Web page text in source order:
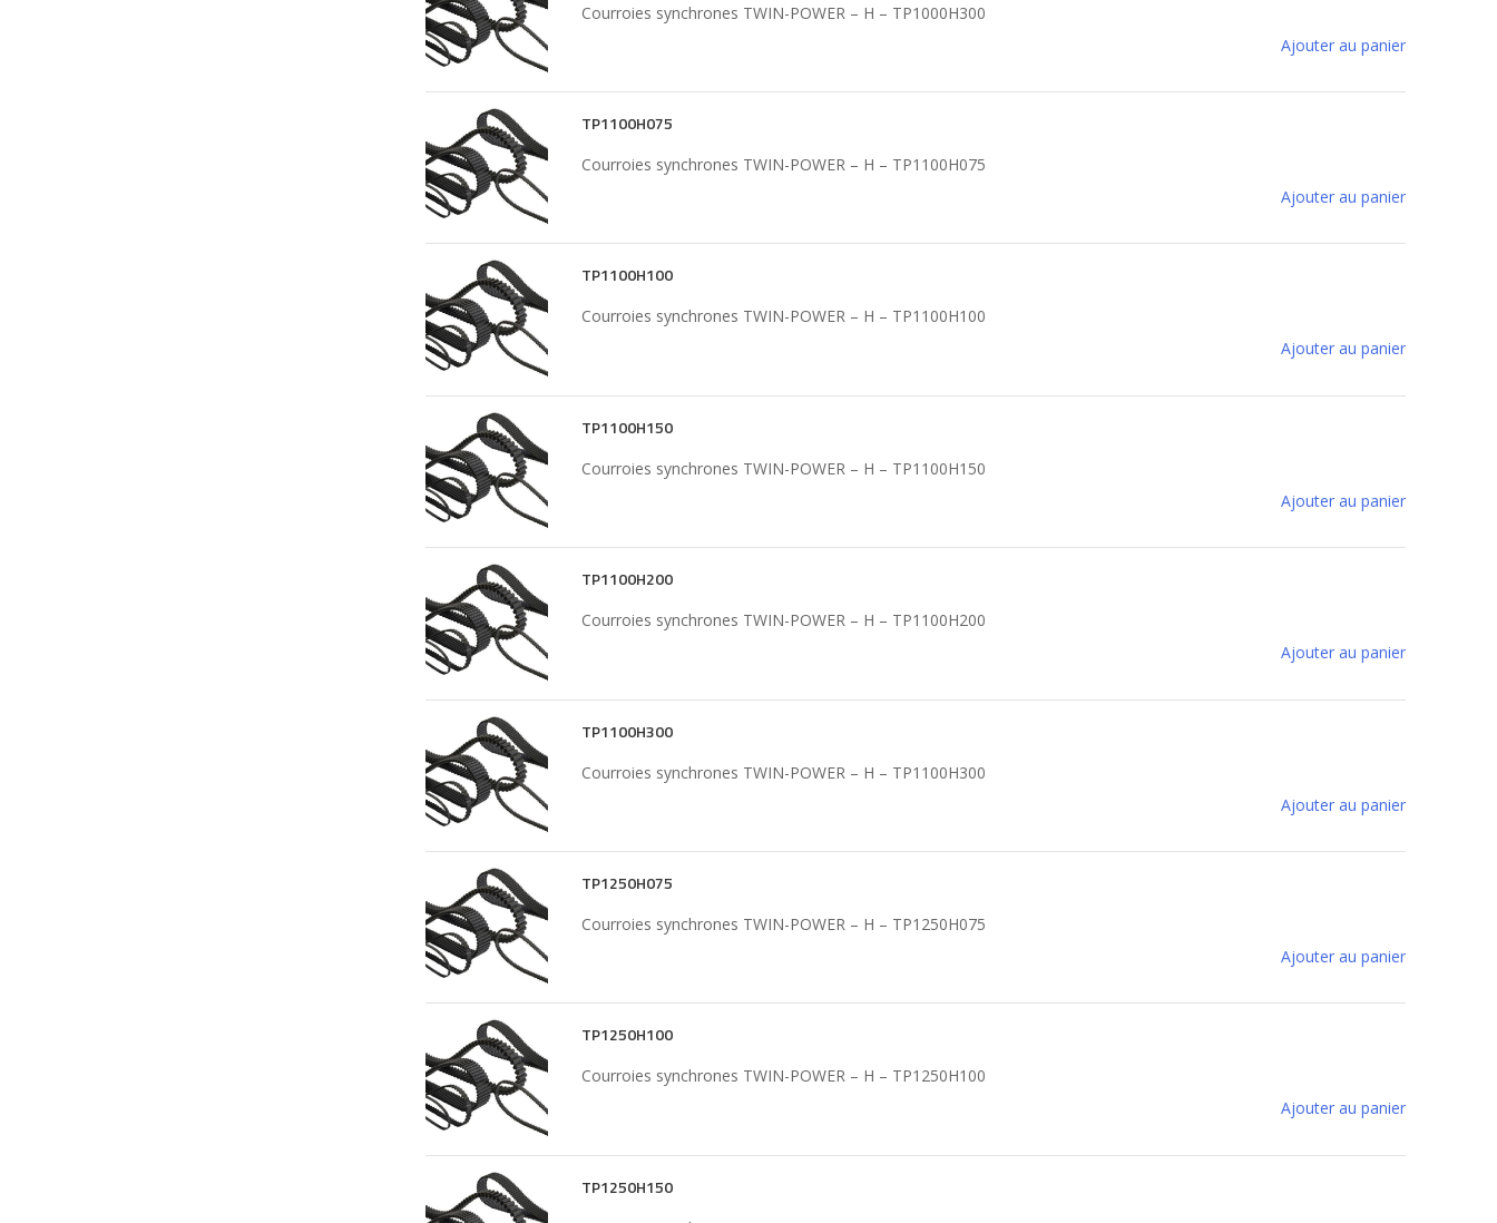
Courroies synchrones TWIN-POWER – H – TP1000H300
Ajouter au panier
TP1100H075
Courroies synchrones TWIN-POWER – H – TP1100H075
Ajouter au panier
TP1100H100
Courroies synchrones TWIN-POWER – H – TP1100H100
Ajouter au panier
TP1100H150
Courroies synchrones TWIN-POWER – H – TP1100H150
Ajouter au panier
TP1100H200
Courroies synchrones TWIN-POWER – H – TP1100H200
Ajouter au panier
TP1100H300
Courroies synchrones TWIN-POWER – H – TP1100H300
Ajouter au panier
TP1250H075
Courroies synchrones TWIN-POWER – H – TP1250H075
Ajouter au panier
TP1250H100
Courroies synchrones TWIN-POWER – H – TP1250H100
Ajouter au panier
TP1250H150